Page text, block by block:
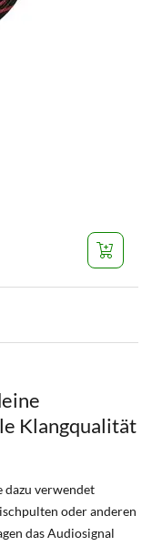
Klangqualität
dazu verwendet
oder anderen
das Audiosignal